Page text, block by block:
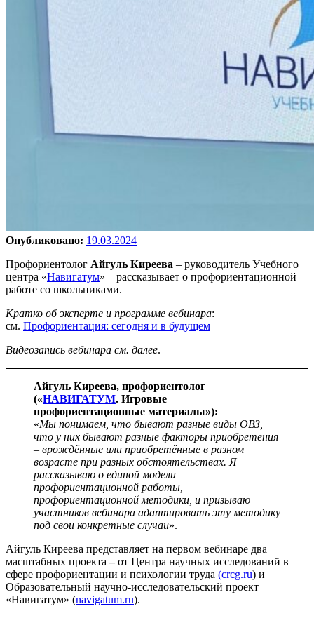
Опубликовано: 19.03.2024
Профориентолог Айгуль Киреева – руководитель Учебного
центра «Навигатум» – рассказывает о профориентационной
работе со школьниками.
Кратко об эксперте и программе вебинара:
см. Профориентация: сегодня и в будущем
Видеозапись вебинара см. далее.
Айгуль Киреева, профориентолог
(«НАВИГАТУМ. Игровые
профориентационные материалы»):
«Мы понимаем, что бывают разные виды ОВЗ,
что у них бывают разные факторы приобретения
– врождённые или приобретённые в разном
возрасте при разных обстоятельствах. Я
рассказываю о единой модели
профориентационной работы,
профориентационной методики, и призываю
участников вебинара адаптировать эту методику
под свои конкретные случаи».
Айгуль Киреева представляет на первом вебинаре два
масштабных проекта–от Центра научных исследований в
сфере профориентации и психологии труда (crcg.ru) и
Образовательный научно-исследовательский проект
«Навигатум» (navigatum.ru).